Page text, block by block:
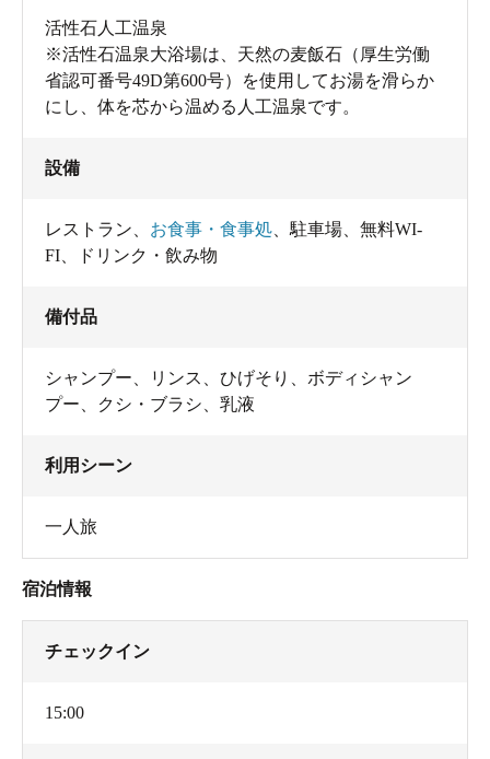
活性石人工温泉
※活性石温泉大浴場は、天然の麦飯石（厚生労働
省認可番号49D第600号）を使用してお湯を滑らか
にし、体を芯から温める人工温泉です。
設備
レストラン お食事・食事処 駐車場
無料WI-
FI
ドリンク・飲み物
備付品
シャンプー リンス ひげそり
ボディシャン
プー
クシ・ブラシ 乳液
利用シーン
一人旅
宿泊情報
チェックイン
15:00